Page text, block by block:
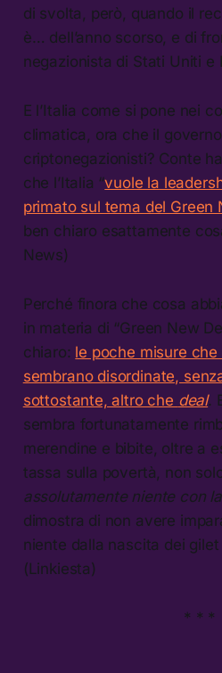
di svolta, però, quando il
è… dell’anno scorso, e di
negazionista di Stati Uniti e
E l’Italia come si pone nei
climatica, ora che il
criptonegazionisti? Conte
che l’Italia “vuole la
primato sul tema del Green
ben chiaro esattamente
News)
Perché finora che cosa
in materia di “Green New
chiaro: le poche misure che
sembrano disordinate,
sottostante, altro che deal.
sembra fortunatamente
merendine e bibite, oltre a
tassa sulla povertà, non
assolutamente niente con
dimostra di non avere
niente dalla nascita dei
(Linkiesta)
* * *